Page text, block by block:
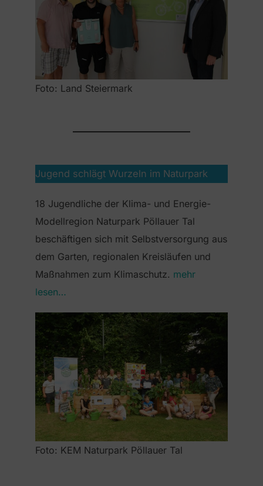
Foto: Land Steiermark
Jugend schlägt Wurzeln im Naturpark
18 Jugendliche der Klima- und Energie-
Modellregion Naturpark Pöllauer Tal
beschäftigen sich mit Selbstversorgung aus
dem Garten, regionalen Kreisläufen und
Maßnahmen zum Klimaschutz. mehr
lesen…
Foto: KEM Naturpark Pöllauer Tal